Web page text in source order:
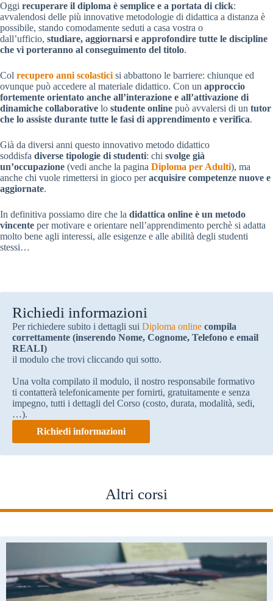
Oggi recuperare il diploma è semplice e a portata di click:
avvalendosi delle più innovative metodologie di didattica a distanza è
possibile, stando comodamente seduti a casa vostra o
dall’ufficio, studiare, aggiornarsi e approfondire tutte le discipline
che vi porteranno al conseguimento del titolo.
Col recupero anni scolastici si abbattono le barriere: chiunque ed
ovunque può accedere al materiale didattico. Con un approccio
fortemente orientato anche all’interazione e all’attivazione di
dinamiche collaborative lo studente online può avvalersi di un tutor
che lo assiste durante tutte le fasi di apprendimento e verifica.
Già da diversi anni questo innovativo metodo didattico
soddisfa diverse tipologie di studenti: chi svolge già
un’occupazione (vedi anche la pagina Diploma per Adulti), ma
anche chi vuole rimettersi in gioco peracquisire competenze nuove e
aggiornate.
In definitiva possiamo dire che la didattica online è un metodo
vincente per motivare e orientare nell’apprendimento perchè si adatta
molto bene agli interessi, alle esigenze e alle abilità degli studenti
stessi…
Richiedi informazioni
Per richiedere subito i dettagli sui Diploma online compila
correttamente (inserendo Nome, Cognome, Telefono e email
REALI)
il modulo che trovi cliccando qui sotto.
Una volta compilato il modulo, il nostro responsabile formativo
ti contatterà telefonicamente per fornirti, gratuitamente e senza
impegno, tutti i dettagli del Corso (costo, durata, modalità, sedi,
…).
Richiedi informazioni
Altri corsi